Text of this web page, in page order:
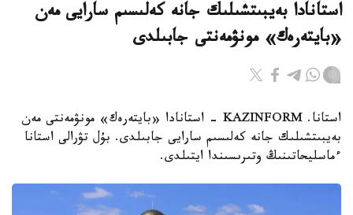
استانادا بەيبىتشىلىك جانە كەلىسىم سارايى مەن
«بايتەرەك» مونۋمەنتى جابىلدى
استانا. KAZINFORM - استانادا «بايتەرەك» مونۋمەنتى مەن
بەيبىتشىلىك جانە كەلىسىم سارايى جابىلدى. بۇل تۋرالى استانا
ءماسليحاتىنىڭ وتىرىسىندا ايتىلدى.